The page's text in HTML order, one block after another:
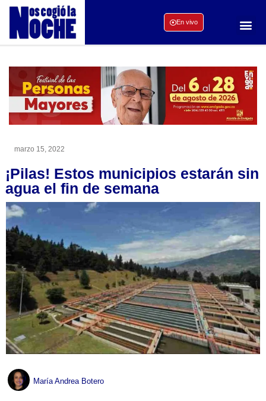
En vivo
marzo 15, 2022
¡Pilas! Estos municipios estarán sin
agua el fin de semana
María Andrea Botero